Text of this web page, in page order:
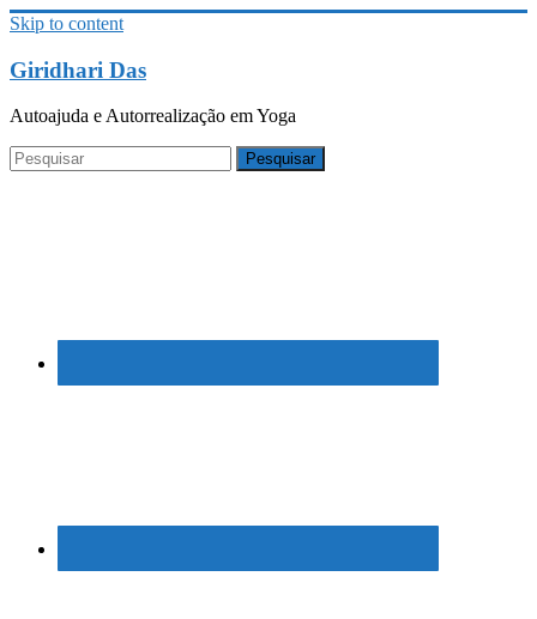
Skip to content
Giridhari Das
Autoajuda e Autorrealização em Yoga